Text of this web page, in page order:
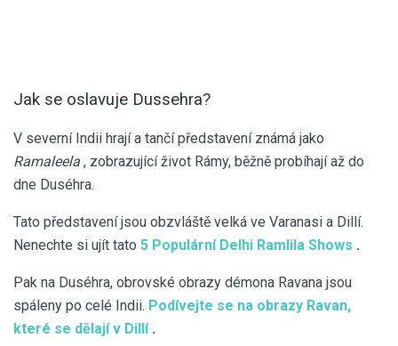
Jak se oslavuje Dussehra?
V severní Indii hrají a tančí představení známá jako
Ramaleela , zobrazující život Rámy, běžně probíhají až do
dne Duséhra.
Tato představení jsou obzvláště velká ve Varanasi a Dillí.
Nenechte si ujít tato 5 Populární Delhi Ramlila Shows .
Pak na Duséhra, obrovské obrazy démona Ravana jsou
spáleny po celé Indii. Podívejte se na obrazy Ravan,
které se dělají v Dillí.